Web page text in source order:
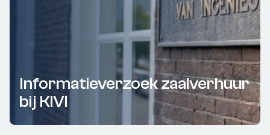
Informatieverzoek zaalverhuur
bij KIVI